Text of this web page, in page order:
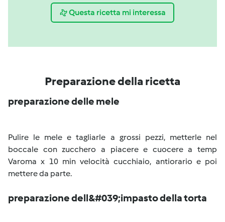
Questa ricetta mi interessa
Preparazione della ricetta
preparazione delle mele
Pulire le mele e tagliarle a grossi pezzi, metterle nel
boccale con zucchero a piacere e cuocere a temp
Varoma x 10 min velocità cucchiaio, antiorario e poi
mettere da parte.
preparazione dell&#039;impasto della torta